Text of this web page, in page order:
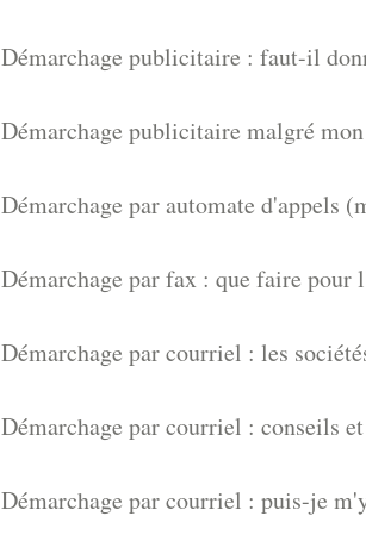
Démarchage publicitaire : faut-il
Démarchage publicitaire malgré
Démarchage par automate d'appels
Démarchage par fax : que faire pour
Démarchage par courriel : les
Démarchage par courriel : conseils
Démarchage par courriel : puis-je